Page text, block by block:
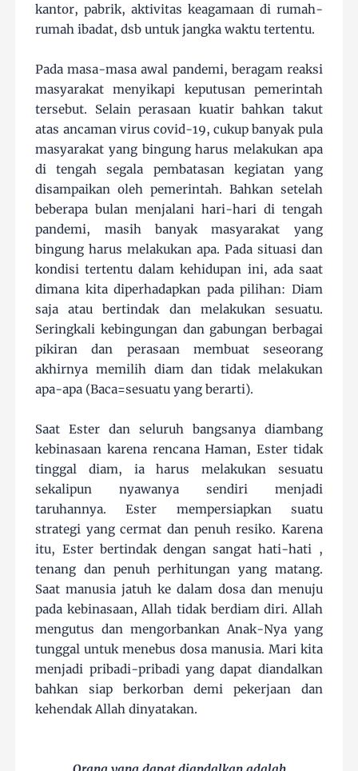
kantor, pabrik, aktivitas keagamaan di rumah-
rumah ibadat, dsb untuk jangka waktu tertentu.
Pada masa-masa awal pandemi, beragam reaksi
masyarakat menyikapi keputusan pemerintah
tersebut. Selain perasaan kuatir bahkan takut
atas ancaman virus covid-19, cukup banyak pula
masyarakat yang bingung harus melakukan apa
di tengah segala pembatasan kegiatan yang
disampaikan oleh pemerintah. Bahkan setelah
beberapa bulan menjalani hari-hari di tengah
pandemi, masih banyak masyarakat yang
bingung harus melakukan apa. Pada situasi dan
kondisi tertentu dalam kehidupan ini, ada saat
dimana kita diperhadapkan pada pilihan: Diam
saja atau bertindak dan melakukan sesuatu.
Seringkali kebingungan dan gabungan berbagai
pikiran dan perasaan membuat seseorang
akhirnya memilih diam dan tidak melakukan
apa-apa (Baca=sesuatu yang berarti).
Saat Ester dan seluruh bangsanya diambang
kebinasaan karena rencana Haman, Ester tidak
tinggal diam, ia harus melakukan sesuatu
sekalipun nyawanya sendiri menjadi
taruhannya. Ester mempersiapkan suatu
strategi yang cermat dan penuh resiko. Karena
itu, Ester bertindak dengan sangat hati-hati ,
tenang dan penuh perhitungan yang matang.
Saat manusia jatuh ke dalam dosa dan menuju
pada kebinasaan, Allah tidak berdiam diri. Allah
mengutus dan mengorbankan Anak-Nya yang
tunggal untuk menebus dosa manusia. Mari kita
menjadi pribadi-pribadi yang dapat diandalkan
bahkan siap berkorban demi pekerjaan dan
kehendak Allah dinyatakan.